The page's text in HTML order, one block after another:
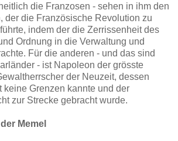
die Franzosen - sehen in ihm den
der die Französische Revolution zu
indem der die Zerrissenheit des
Ordnung in die Verwaltung und
Für die anderen - und das sind
- ist Napoleon der grösste
der Neuzeit, dessen
keine Grenzen kannte und der
zur Strecke gebracht wurde.
Memel